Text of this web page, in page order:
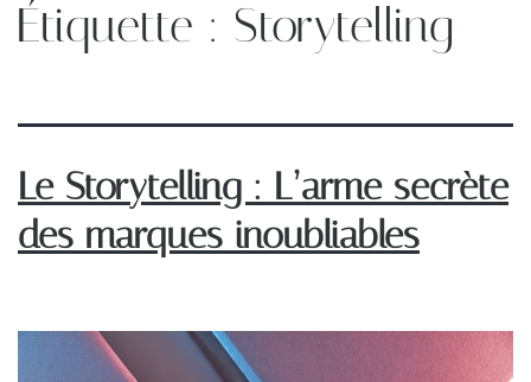
Étiquette : Storytelling
Le Storytelling : L’arme secrète
des marques inoubliables